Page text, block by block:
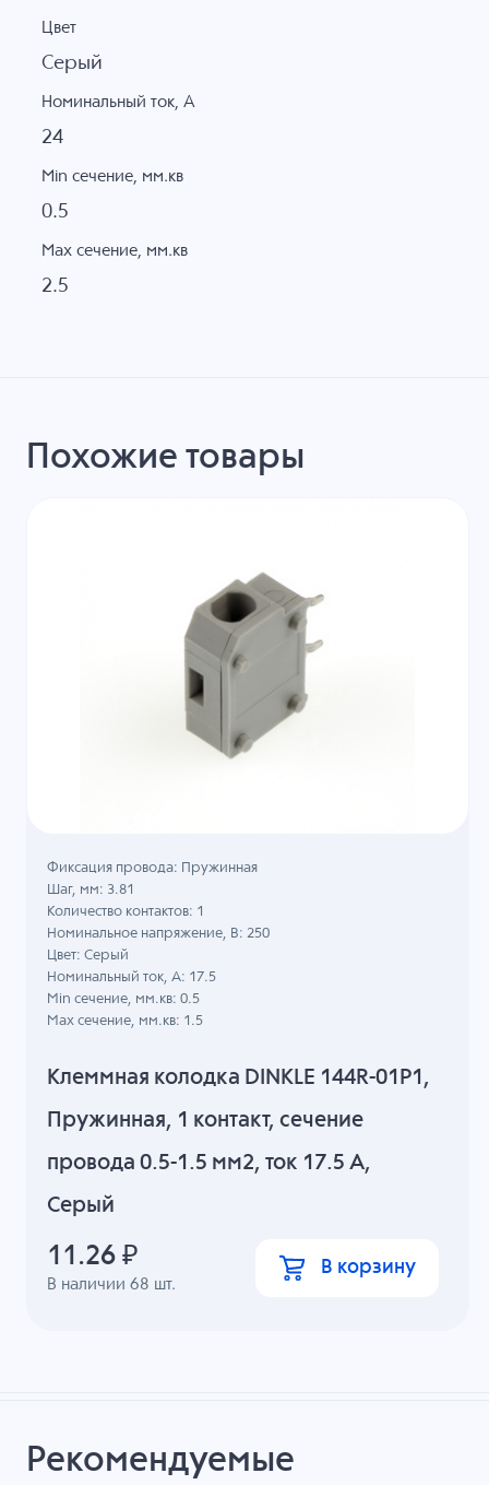
Цвет
Серый
Номинальный ток, А
24
Min сечение, мм.кв
0.5
Max сечение, мм.кв
2.5
Похожие товары
Клеммная колодка DINKLE 144R-01P1,
Пружинная, 1 контакт, сечение
провода 0.5-1.5 мм2, ток 17.5 A,
Серый
В наличии68 шт.
Фиксация провода: Пружинная
Шаг, мм: 3.81
Количество контактов: 1
Номинальное напряжение, B: 250
Цвет: Серый
Номинальный ток, А: 17.5
Min сечение, мм.кв: 0.5
Max сечение, мм.кв: 1.5
11.26 ₽ В корзину
Рекомендуемые